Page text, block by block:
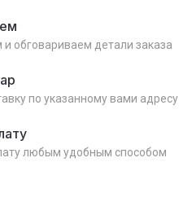
обговариваем детали заказа
по указанному вами адресу
любым удобным способом